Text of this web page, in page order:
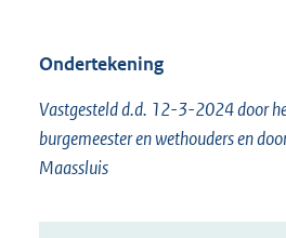
Ondertekening
Vastgesteld d.d. 12-3-2024 door
burgemeester en wethouders en
Maassluis